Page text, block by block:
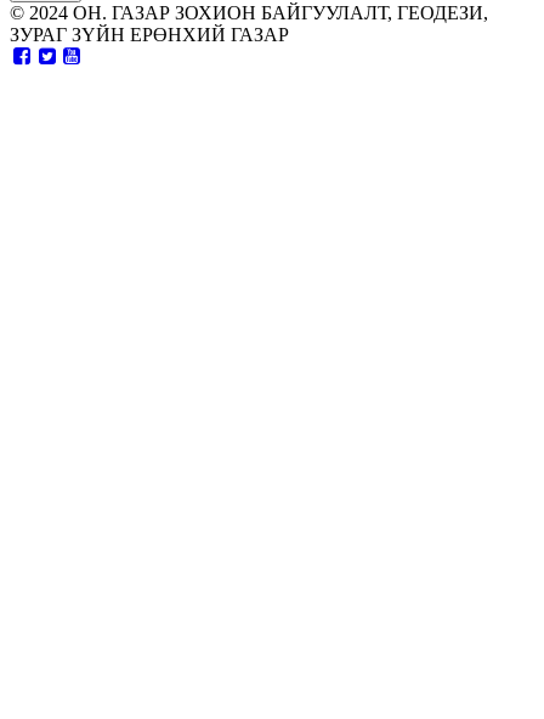
© 2024 ОН. ГАЗАР ЗОХИОН БАЙГУУЛАЛТ, ГЕОДЕЗИ,
ЗУРАГ ЗҮЙН ЕРӨНХИЙ ГАЗАР